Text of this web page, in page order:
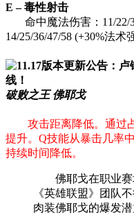
E – 毒性射击
命中魔法伤害：11/22/
14/25/36/47/58 (+30%法术
破败之王 佛耶戈
攻击距离降低。通过
提升。Q技能从暴击几率
持续时间降低。
佛耶戈在职业赛
《英雄联盟》团队
肉装佛耶戈的爆发